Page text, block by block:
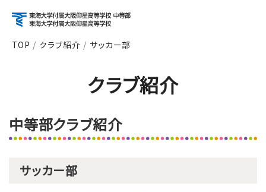
TOP クラブ紹介 サッカー部
クラブ紹介
中等部クラブ紹介
サッカー部